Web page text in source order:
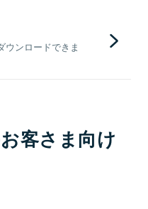
ウンロードできま
客さま向け